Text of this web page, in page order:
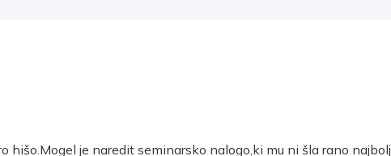
hišo.Mogel je naredit seminarsko nalogo,ki mu ni šla rano